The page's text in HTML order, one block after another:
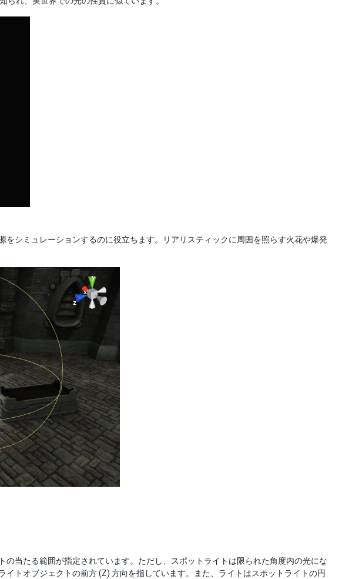
シミュレーションするのに役立ちます。リアリスティックに周囲を照らす火花や爆発
当たる範囲が指定されています。ただし、スポットライトは限られた角度内の光にな
トオブジェクトの前方 (Z) 方向を指しています。また、ライトはスポットライトの円